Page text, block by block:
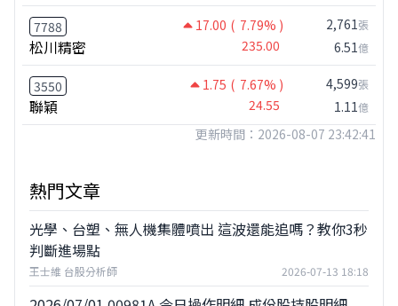
7788 17.00 ( 7.79% )
松川精密 235.00
2,761張
6.51億
3550 1.75 ( 7.67% )
聯穎 24.55
4,599張
1.11億
更新時間：2026-08-07 23:42:41
熱門文章
光學、台塑、無人機集體噴出 這波還能追嗎？教你3秒
判斷進場點
王士維 台股分析師 2026-07-13 18:18